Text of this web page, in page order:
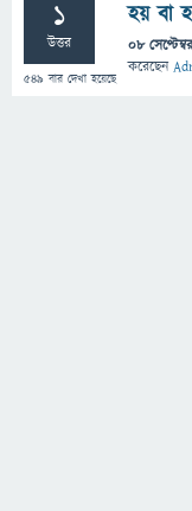
1
উত্তর
549 বার দেখা হয়েছে
হয় বা
08
করেছেন